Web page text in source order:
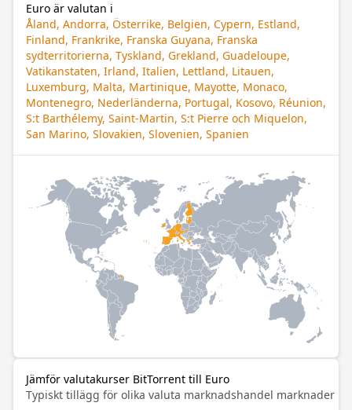
Euro är valutan i
Åland, Andorra, Österrike, Belgien, Cypern, Estland,
Finland, Frankrike, Franska Guyana, Franska
sydterritorierna, Tyskland, Grekland, Guadeloupe,
Vatikanstaten, Irland, Italien, Lettland, Litauen,
Luxemburg, Malta, Martinique, Mayotte, Monaco,
Montenegro, Nederländerna, Portugal, Kosovo, Réunion,
S:t Barthélemy, Saint-Martin, S:t Pierre och Miquelon,
San Marino, Slovakien, Slovenien, Spanien
Jämför valutakurser BitTorrent till Euro
Typiskt tillägg för olika valuta marknadshandel marknader